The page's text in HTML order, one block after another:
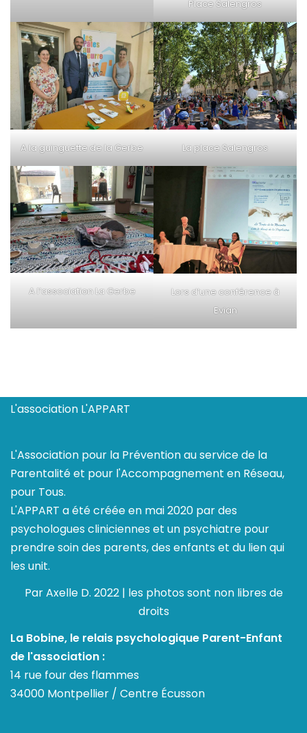
Place Salengros
A la guinguette de la Gerbe La place Salengros
A l’association La Gerbe
Lors d’une conférence à
Evian
L'association L'APPART
L'Association pour la Prévention au service de la
Parentalité et pour l'Accompagnement en Réseau,
pour Tous.
L'APPART a été créée en mai 2020 par des
psychologues cliniciennes et un psychiatre pour
prendre soin des parents, des enfants et du lien qui
les unit.
Par Axelle D. 2022 | les photos sont non libres de
droits
La Bobine, le relais psychologique Parent-Enfant
de l'association :
14 rue four des flammes
34000 Montpellier / Centre Écusson